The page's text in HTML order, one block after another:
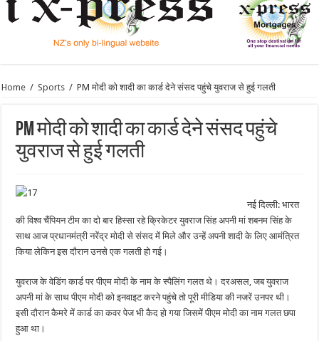
Home / Sports / PM मोदी को शादी का कार्ड देने संसद पहुंचे युवराज से हुई गलती
PM मोदी को शादी का कार्ड देने संसद पहुंचे
युवराज से हुई गलती
नई दिल्ली: भारत
की विश्व चैंपियन टीम का दो बार हिस्सा रहे क्रिकेटर युवराज सिंह अपनी मां शबनम सिंह के
साथ आज प्रधानमंत्री नरेंद्र मोदी से संसद में मिले और उन्हें अपनी शादी के लिए आमंत्रित
किया लेकिन इस दौरान उनसे एक गलती हो गई।
युवराज के वेडिंग कार्ड पर पीएम मोदी के नाम के स्पैलिंग गलत थे। दरअसल, जब युवराज
अपनी मां के साथ पीएम मोदी को इनवाइट करने पहुंचे तो पूरी मीडिया की नजरें उनपर थी।
इसी दौरान कैमरे में कार्ड का कवर पेज भी कैद हो गया जिसमें पीएम मोदी का नाम गलत छपा
हुआ था।